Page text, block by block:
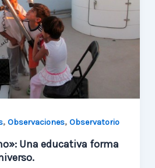
, Observaciones, Observatorio
Una educativa forma